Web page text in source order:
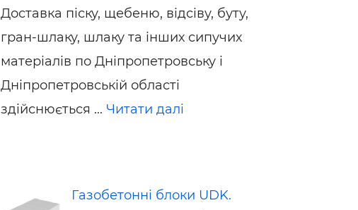
Доставка піску, щебеню, відсіву, буту,
гран-шлаку, шлаку та інших сипучих
матеріалів по Дніпропетровську і
Дніпропетровській області
здійснюється ... Читати далі
Газобетонні блоки UDK.